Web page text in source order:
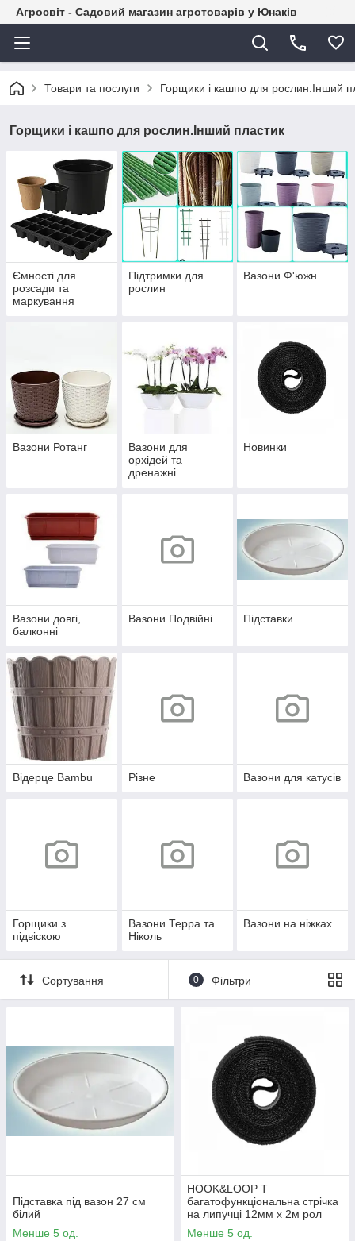
Агросвіт - Садовий магазин агротоварів у Юнаків
Товари та послуги Горщики і кашпо для рослин.Інший
Горщики і кашпо для рослин.Інший пластик
Ємності для
розсади та
маркування
Підтримки для
рослин
Вазони Ф'южн
Вазони Ротанг
Вазони для
орхідей та
дренажні
Новинки
Вазони довгі,
балконні
Вазони Подвійні Підставки
Відерце Bambu Різне Вазони для катусів
Горщики з
підвіскою
Вазони Терра та
Ніколь
Вазони на ніжках
Сортування 0 Фільтри
Підставка під вазон 27 см
білий
Менше 5 од.
HOOK&LOOP T
багатофункціональна стрічка
на липучці 12мм x 2м рол
BLACK, HLT1202/BK, Bradas
Менше 5 од.